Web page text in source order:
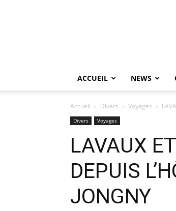
ACCUEIL NEWS
Accueil Divers Voyages
Divers Voyages
LAVAUX
DEPUIS
JONGNY